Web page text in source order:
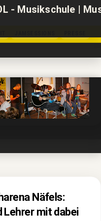
Näfels:
Lehrer mit dabei